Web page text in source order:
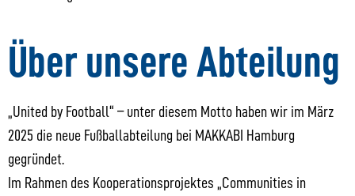
Über unsere Abteilung
„United by Football“ – unter diesem Motto haben wir im März
2025 die neue Fußballabteilung bei MAKKABI Hamburg
gegründet.
Im Rahmen des Kooperationsprojektes „Communities in